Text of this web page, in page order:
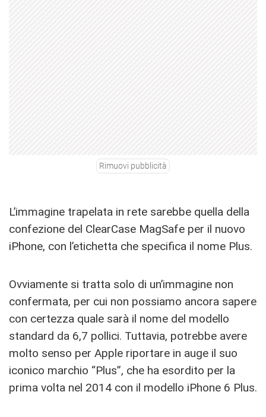
Rimuovi pubblicità
L’immagine trapelata in rete sarebbe quella della
confezione del ClearCase MagSafe per il nuovo
iPhone, con l’etichetta che specifica il nome Plus.
Ovviamente si tratta solo di un’immagine non
confermata, per cui non possiamo ancora sapere
con certezza quale sarà il nome del modello
standard da 6,7 pollici. Tuttavia, potrebbe avere
molto senso per Apple riportare in auge il suo
iconico marchio “Plus”, che ha esordito per la
prima volta nel 2014 con il modello iPhone 6 Plus.